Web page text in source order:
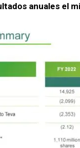
anuales el